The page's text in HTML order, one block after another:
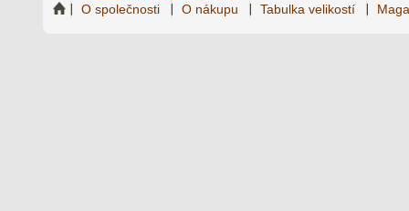
O společnosti O nákupu Tabulka velikostí